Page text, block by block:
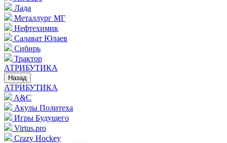
Лада
Металлург МГ
Нефтехимик
Салават Юлаев
Сибирь
Трактор
АТРИБУТИКА
Назад
АТРИБУТИКА
A&C
Акулы Политеха
Игры Будущего
Virtus.pro
Crazy Hockey